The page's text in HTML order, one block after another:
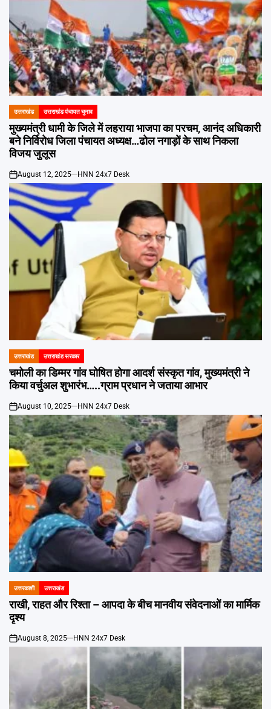
POSTED
IN
उत्तराखंड उत्तराखंड पंचायत चुनाव
मुख्यमंत्री धामी के जिले में लहराया भाजपा का परचम, आनंद अधिकारी
बने निर्विरोध जिला पंचायत अध्यक्ष…ढोल नगाड़ों के साथ निकला
विजय जुलूस
on
August 12, 2025 HNN 24x7 Desk
POSTED
IN
उत्तराखंड उत्तराखंड सरकार
चमोली का डिम्मर गांव घोषित होगा आदर्श संस्कृत गांव, मुख्यमंत्री ने
किया वर्चुअल शुभारंभ…..ग्राम प्रधान ने जताया आभार
on
August 10, 2025 HNN 24x7 Desk
POSTED
IN
उत्तरकाशी उत्तराखंड
राखी, राहत और रिश्ता – आपदा के बीच मानवीय संवेदनाओं का मार्मिक
दृश्य
on
August 8, 2025 HNN 24x7 Desk